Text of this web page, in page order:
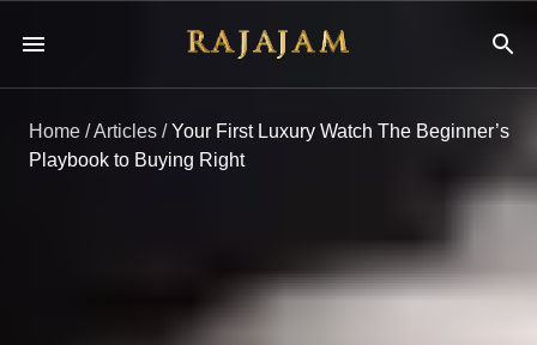
Home /Articles /Your First Luxury Watch The Beginner’s
Playbook to Buying Right